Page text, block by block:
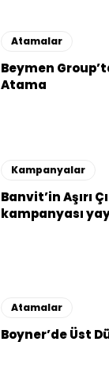
Atamalar
Beymen
Atama
Kampanyalar
Banvit’in Aşırı
kampanyası
Atamalar
Boyner’de Üst